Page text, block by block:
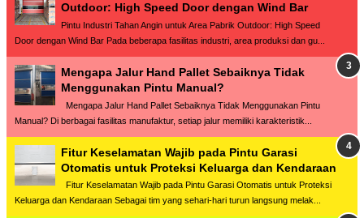
Outdoor: High Speed Door dengan Wind Bar
Pintu Industri Tahan Angin untuk Area Pabrik Outdoor: High Speed
Door dengan Wind Bar Pada beberapa fasilitas industri, area produksi dan gu...
Mengapa Jalur Hand Pallet Sebaiknya Tidak
Menggunakan Pintu Manual?
Mengapa Jalur Hand Pallet Sebaiknya Tidak Menggunakan Pintu
Manual? Di berbagai fasilitas manufaktur, setiap jalur memiliki karakteristik...
Fitur Keselamatan Wajib pada Pintu Garasi
Otomatis untuk Proteksi Keluarga dan Kendaraan
Fitur Keselamatan Wajib pada Pintu Garasi Otomatis untuk Proteksi
Keluarga dan Kendaraan Sebagai tim yang sehari-hari turun langsung melak...